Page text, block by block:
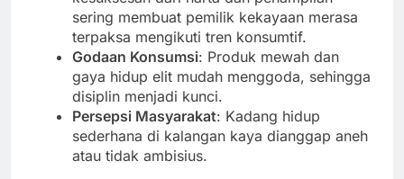
sering membuat pemilik kekayaan merasa
terpaksa mengikuti tren konsumtif.
Godaan Konsumsi: Produk mewah dan
gaya hidup elit mudah menggoda, sehingga
disiplin menjadi kunci.
Persepsi Masyarakat: Kadang hidup
sederhana di kalangan kaya dianggap aneh
atau tidak ambisius.